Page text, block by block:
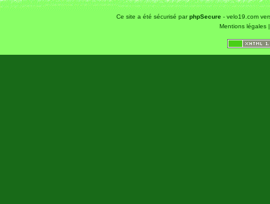
Ce site a été sécurisé parphpSecure - velo19.com
Mentions légales